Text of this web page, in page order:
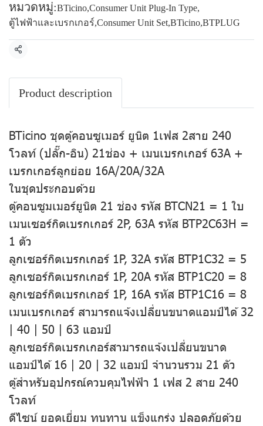
หมวดหมู่:BTicino,Consumer Unit Plug-In Type,
ตู้ไฟฟ้าและเบรกเกอร์,Consumer Unit Set,BTicino,BTPLUG
แชร์
Product description
BTicino ชุดตู้คอนซูเมอร์ ยูนิต 1เฟส 2สาย 240
โวลท์ (ปลั๊ก-อิน) 21ช่อง + เมนเบรกเกอร์ 63A +
เบรกเกอร์ลูกย่อย 16A/20A/32A
ในชุดประกอบด้วย
ตู้คอนซูมเมอร์ยูนิต 21 ช่อง รหัส BTCN21 = 1 ใบ
เมนเซอร์กิตเบรกเกอร์ 2P, 63A รหัส BTP2C63H =
1 ตัว
ลูกเซอร์กิตเบรกเกอร์ 1P, 32A รหัส BTP1C32 = 5
ลูกเซอร์กิตเบรกเกอร์ 1P, 20A รหัส BTP1C20 = 8
ลูกเซอร์กิตเบรกเกอร์ 1P, 16A รหัส BTP1C16 = 8
เมนเบรกเกอร์ สามารถแจ้งเปลี่ยนขนาดแอมป์ได้ 32
| 40 | 50 | 63 แอมป์
ลูกเซอร์กิตเบรกเกอร์สามารถแจ้งเปลี่ยนขนาด
แอมป์ได้ 16 | 20 | 32 แอมป์ จำนวนรวม 21 ตัว
ตู้สำหรับอุปกรณ์ควบคุมไฟฟ้า 1 เฟส 2 สาย 240
โวลท์
ดีไซน์ ยอดเยี่ยม ทนทาน แข็งแกร่ง ปลอดภัยด้วย